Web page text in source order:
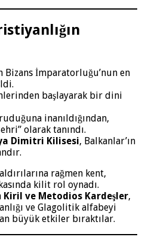
Bizans İmparatorluğu’nun en
başlayarak bir dini
inanıldığından,
olarak tanındı.
Dimitri Kilisesi, Balkanlar’ın
rağmen kent,
kilit rol oynadı.
Kiril ve Metodios Kardeşler,
ve Glagolitik alfabeyi
büyük etkiler bıraktılar.